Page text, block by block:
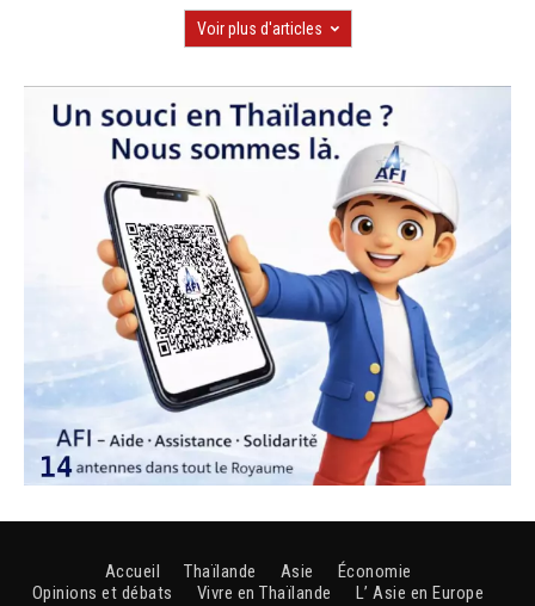
Voir plus d'articles
Accueil Thaïlande Asie
Économie
Opinions et débats
Vivre en Thaïlande
L’ Asie en Europe